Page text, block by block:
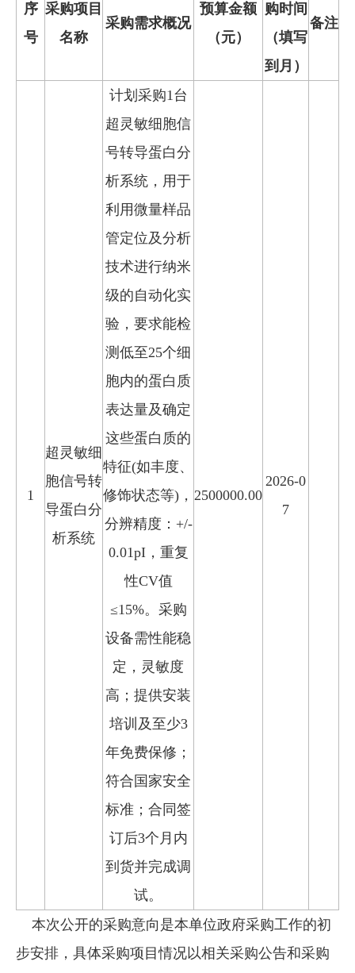
序
号
采购项目
名称
采购需求概况
预算金额
（元）
购时间
（填写
到月）
备注
1
超灵敏细
胞信号转
导蛋白分
析系统
计划采购1台
超灵敏细胞信
号转导蛋白分
析系统，用于
利用微量样品
管定位及分析
技术进行纳米
级的自动化实
验，要求能检
测低至25个细
胞内的蛋白质
表达量及确定
这些蛋白质的
特征(如丰度、
修饰状态等)，
分辨精度：+/-
0.01pI，重复
性CV值
≤15%。采购
设备需性能稳
定，灵敏度
高；提供安装
培训及至少3
年免费保修；
符合国家安全
标准；合同签
订后3个月内
到货并完成调
试。
2500000.00
2026-0
7
本次公开的采购意向是本单位政府采购工作的初
步安排，具体采购项目情况以相关采购公告和采购